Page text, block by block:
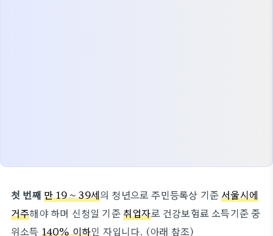
첫 번째 만 19 ~ 39세의 청년으로 주민등록상 기준서울시에
거주해야 하며 신청일 기준취업자로 건강보험료 소득기준 중
위소득 140% 이하인 자입니다. (아래 참조)